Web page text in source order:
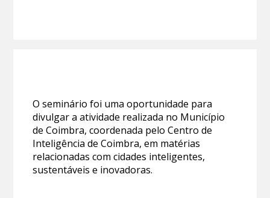
O seminário foi uma oportunidade para
divulgar a atividade realizada no Município
de Coimbra, coordenada pelo Centro de
Inteligência de Coimbra, em matérias
relacionadas com cidades inteligentes,
sustentáveis e inovadoras.